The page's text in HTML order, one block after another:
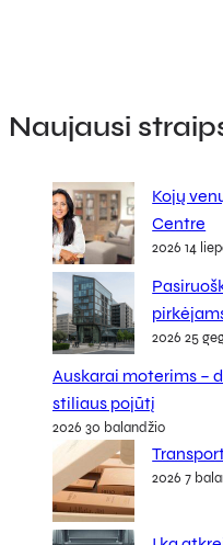
Naujausi
Kojų
Centre
2026 14
2026 25
Auskarai moterims –
stiliaus pojūtį
2026 30 balandžio
2026 7